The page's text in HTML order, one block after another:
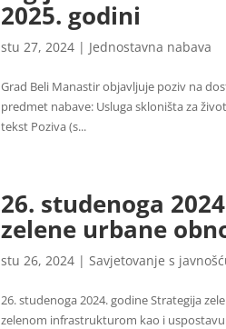
2025. godini
stu 27, 2024 | Jednostavna nabava
Grad Beli Manastir objavljuje poziv na
predmet nabave: Usluga skloništa za
tekst Poziva (s...
26. studenoga
zelene urbane
stu 26, 2024 |Savjetovanje s
26. studenoga 2024. godine Strategija
zelenom infrastrukturom kao i